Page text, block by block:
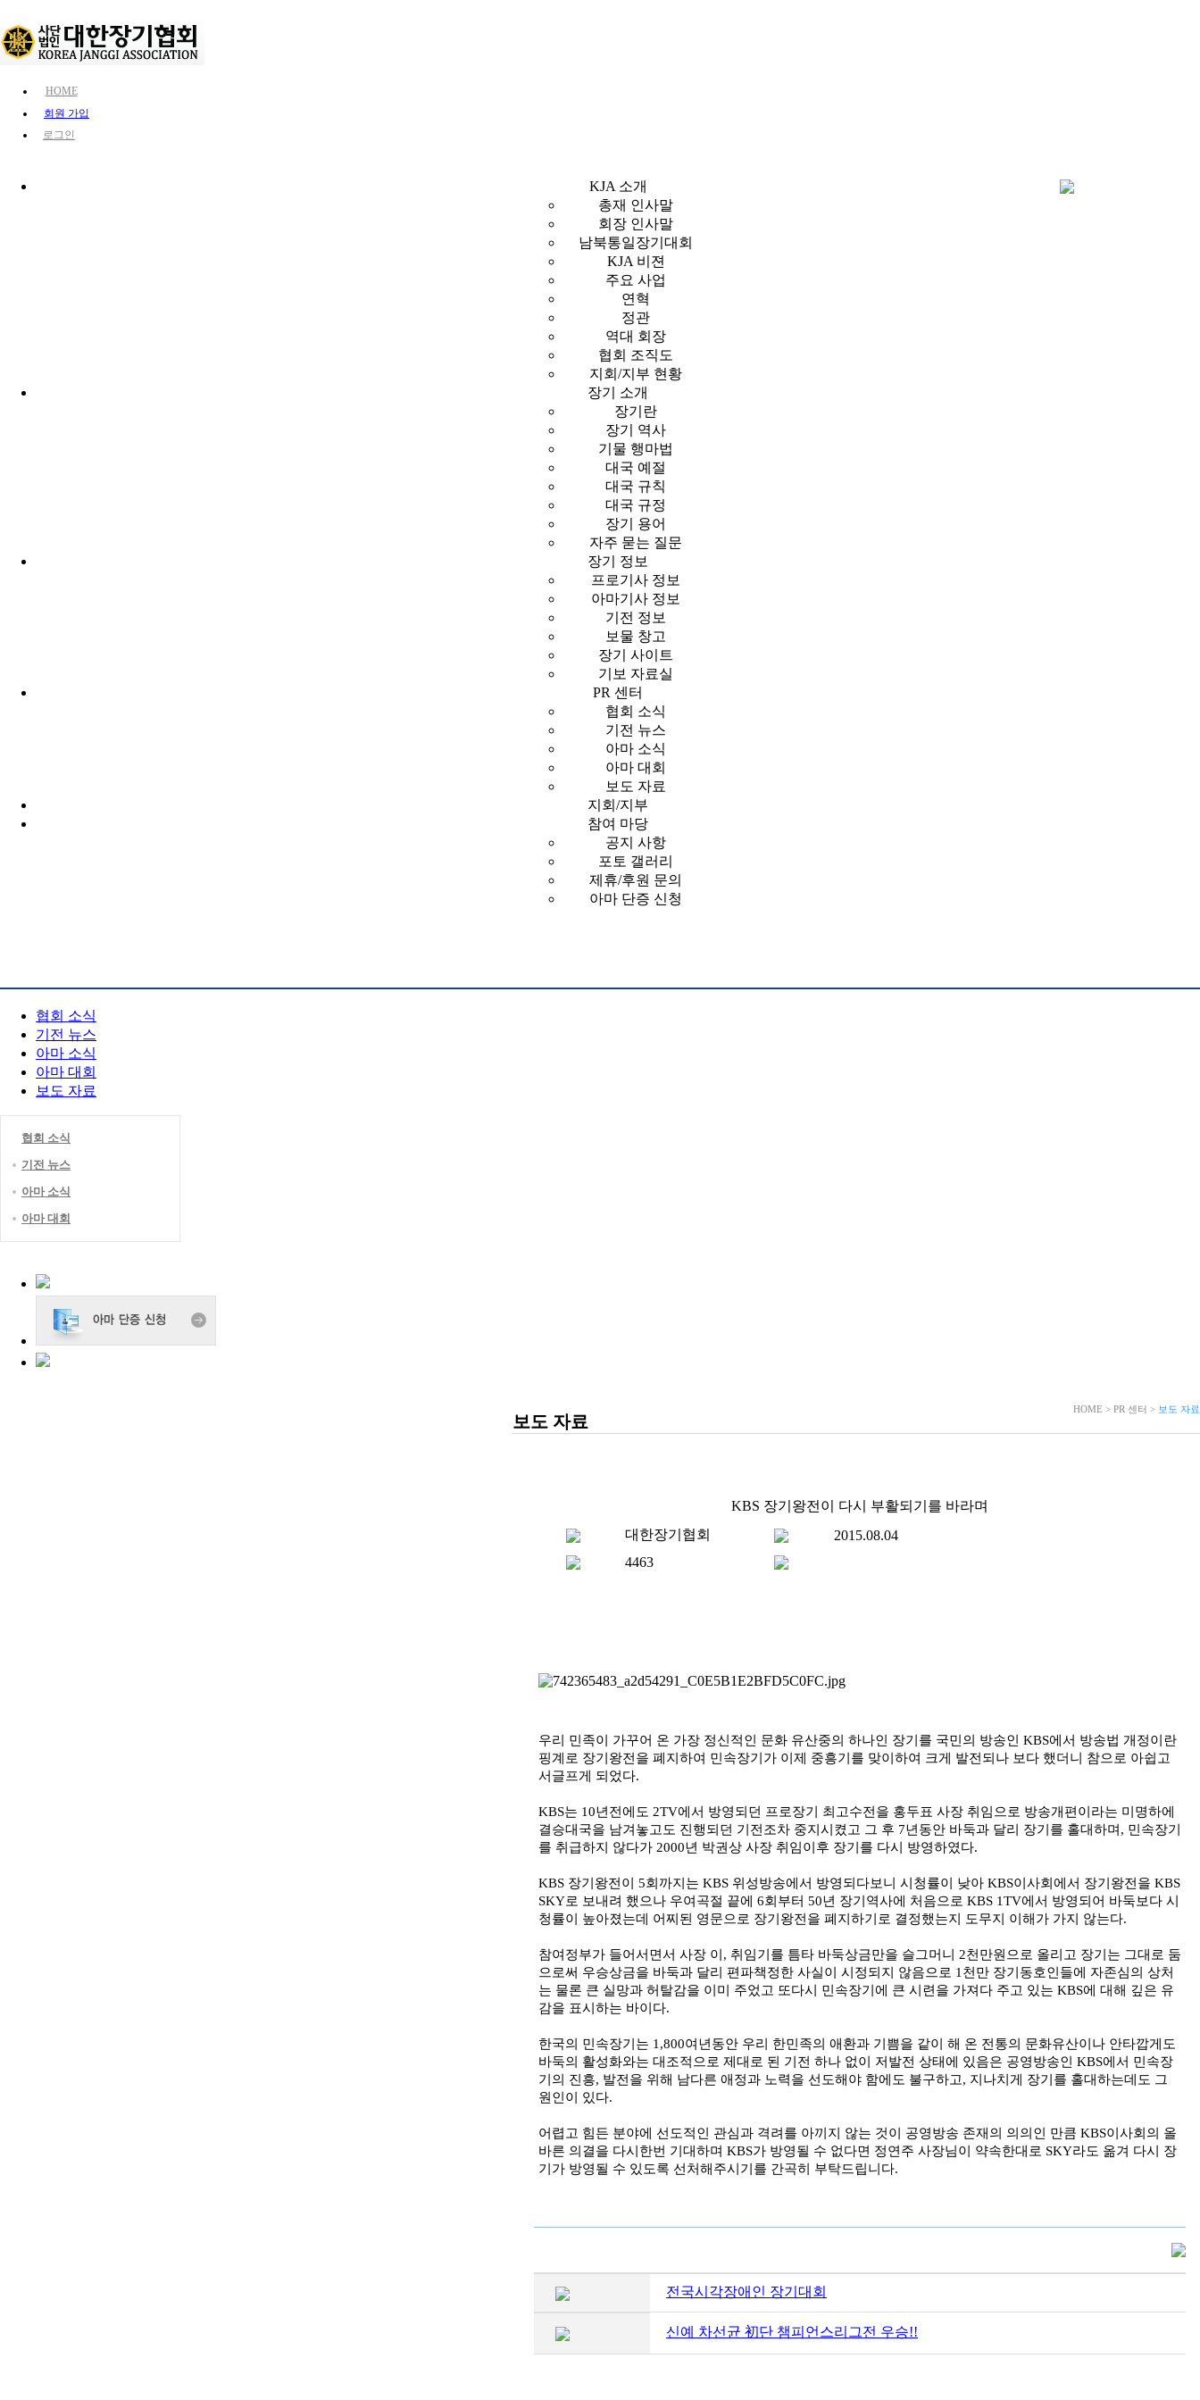
HOME
회원 가입
로그인
KJA 소개
총재 인사말
회장 인사말
남북통일장기대회
KJA 비젼
주요 사업
연혁
정관
역대 회장
협회 조직도
지회/지부 현황
장기 소개
장기란
장기 역사
기물 행마법
대국 예절
대국 규칙
대국 규정
장기 용어
자주 묻는 질문
장기 정보
프로기사 정보
아마기사 정보
기전 정보
보물 창고
장기 사이트
기보 자료실
PR 센터
협회 소식
기전 뉴스
아마 소식
아마 대회
보도 자료
지회/지부
참여 마당
공지 사항
포토 갤러리
제휴/후원 문의
아마 단증 신청
협회 소식
기전 뉴스
아마 소식
아마 대회
보도 자료
협회 소식
기전 뉴스
아마 소식
아마 대회
보도 자료
HOME > PR 센터 > 보도 자료
KBS 장기왕전이 다시 부활되기를 바라며
대한장기협회
2015.08.04
4463
우리 민족이 가꾸어 온 가장 정신적인 문화 유산중의 하나인 장기를 국민의 방송인 KBS에서 방송법 개정이란
핑계로 장기왕전을 폐지하여 민속장기가 이제 중흥기를 맞이하여 크게 발전되나 보다 했더니 참으로 아쉽고
서글프게 되었다.
KBS는 10년전에도 2TV에서 방영되던 프로장기 최고수전을 홍두표 사장 취임으로 방송개편이라는 미명하에
결승대국을 남겨놓고도 진행되던 기전조차 중지시켰고 그 후 7년동안 바둑과 달리 장기를 홀대하며, 민속장기
를 취급하지 않다가 2000년 박권상 사장 취임이후 장기를 다시 방영하였다.
KBS 장기왕전이 5회까지는 KBS 위성방송에서 방영되다보니 시청률이 낮아 KBS이사회에서 장기왕전을 KBS
SKY로 보내려 했으나 우여곡절 끝에 6회부터 50년 장기역사에 처음으로 KBS 1TV에서 방영되어 바둑보다 시
청률이 높아졌는데 어찌된 영문으로 장기왕전을 폐지하기로 결정했는지 도무지 이해가 가지 않는다.
참여정부가 들어서면서 사장 이, 취임기를 틈타 바둑상금만을 슬그머니 2천만원으로 올리고 장기는 그대로 둠
으로써 우승상금을 바둑과 달리 편파책정한 사실이 시정되지 않음으로 1천만 장기동호인들에 자존심의 상처
는 물론 큰 실망과 허탈감을 이미 주었고 또다시 민속장기에 큰 시련을 가져다 주고 있는 KBS에 대해 깊은 유
감을 표시하는 바이다.
한국의 민속장기는 1,800여년동안 우리 한민족의 애환과 기쁨을 같이 해 온 전통의 문화유산이나 안타깝게도
바둑의 활성화와는 대조적으로 제대로 된 기전 하나 없이 저발전 상태에 있음은 공영방송인 KBS에서 민속장
기의 진흥, 발전을 위해 남다른 애정과 노력을 선도해야 함에도 불구하고, 지나치게 장기를 홀대하는데도 그
원인이 있다.
어렵고 힘든 분야에 선도적인 관심과 격려를 아끼지 않는 것이 공영방송 존재의 의의인 만큼 KBS이사회의 올
바른 의결을 다시한번 기대하며 KBS가 방영될 수 없다면 정연주 사장님이 약속한대로 SKY라도 옮겨 다시 장
기가 방영될 수 있도록 선처해주시기를 간곡히 부탁드립니다.
전국시각장애인 장기대회
신예 차선균 初단 챔피언스리그전 우승!!